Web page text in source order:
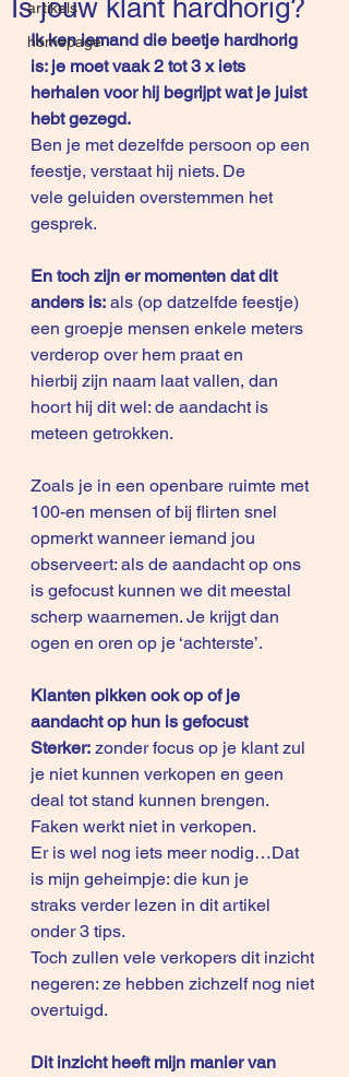
artikels
homepage
Is jouw klant hardhorig?
Ik ken iemand die beetje hardhorig
is: je moet vaak 2 tot 3 x iets
herhalen voor hij begrijpt wat je juist
hebt gezegd.
Ben je met dezelfde persoon op een
feestje, verstaat hij niets. De
vele geluiden overstemmen het
gesprek.
En toch zijn er momenten dat dit
anders is: als (op datzelfde feestje)
een groepje mensen enkele meters
verderop over hem praat en
hierbij zijn naam laat vallen, dan
hoort hij dit wel: de aandacht is
meteen getrokken.
Zoals je in een openbare ruimte met
100-en mensen of bij flirten snel
opmerkt wanneer iemand jou
observeert: als de aandacht op ons
is gefocust kunnen we dit meestal
scherp waarnemen. Je krijgt dan
ogen en oren op je ‘achterste’.
Klanten pikken ook op of je
aandacht op hun is gefocust
Sterker: zonder focus op je klant zul
je niet kunnen verkopen en geen
deal tot stand kunnen brengen.
Faken werkt niet in verkopen.
Er is wel nog iets meer nodig…Dat
is mijn geheimpje: die kun je
straks verder lezen in dit artikel
onder 3 tips.
Toch zullen vele verkopers dit inzicht
negeren: ze hebben zichzelf nog niet
overtuigd.
Dit inzicht heeft mijn manier van